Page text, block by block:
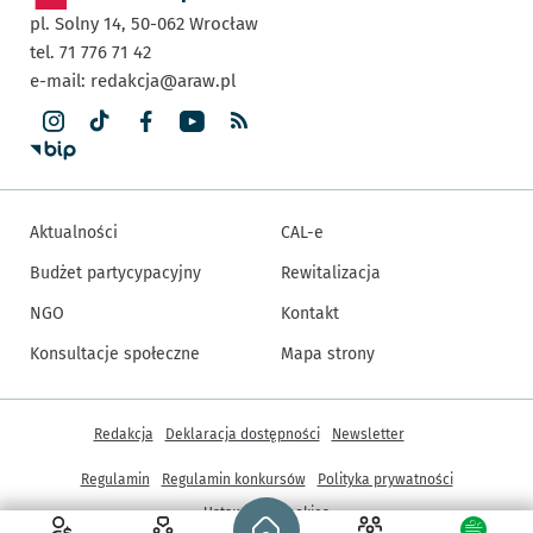
Strona główna - wroclaw.pl
pl. Solny 14, 50-062 Wrocław
tel. 71 776 71 42
e-mail: redakcja@araw.pl
Aktualności
Budżet partycypacyjny
NGO
Konsultacje społeczne
CAL-e
Rewitalizacja
Kontakt
Mapa strony
Inne informacje
Redakcja Deklaracja dostępności Newsletter
Regulamin Regulamin konkursów
Polityka prywatności
Ustawienia cookies